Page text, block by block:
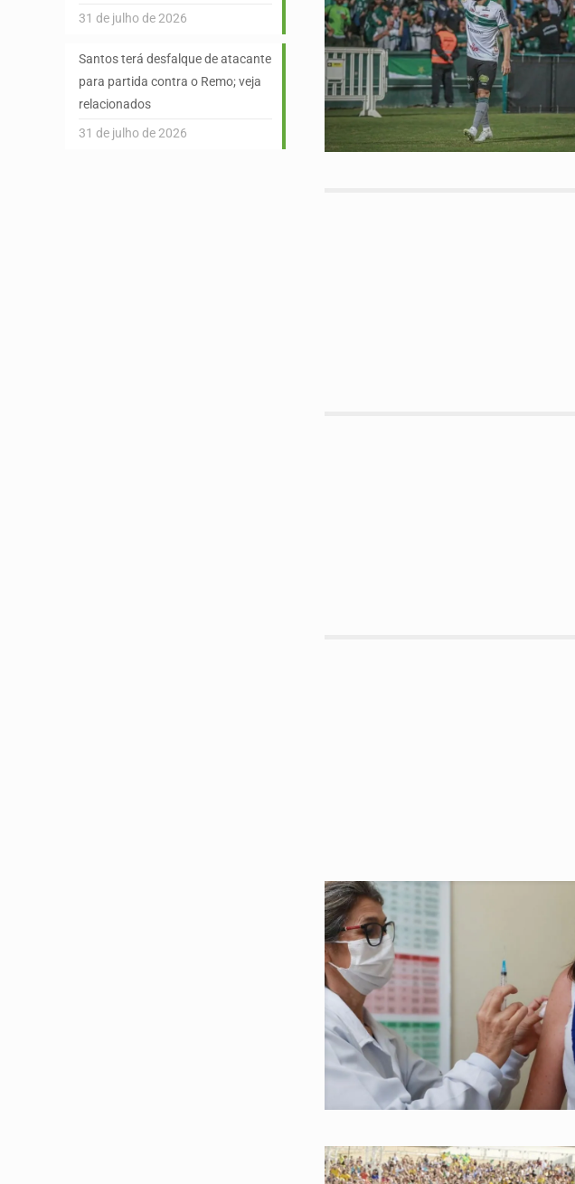
31 de julho de 2026
Santos terá desfalque de atacante
para partida contra o Remo; veja
relacionados
31 de julho de 2026